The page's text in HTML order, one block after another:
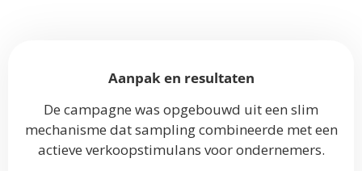
Aanpak en resultaten
De campagne was opgebouwd uit een slim
mechanisme dat sampling combineerde met een
actieve verkoopstimulans voor ondernemers.